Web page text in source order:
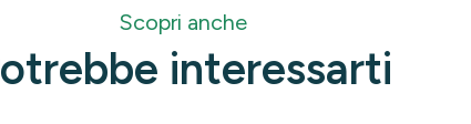
Scopri anche
interessarti